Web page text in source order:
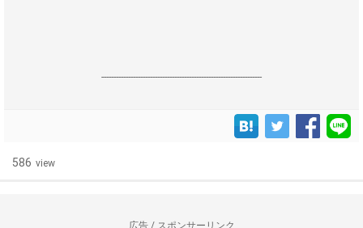
------------------------------------------------------------------
586 view
広告 / スポンサーリンク